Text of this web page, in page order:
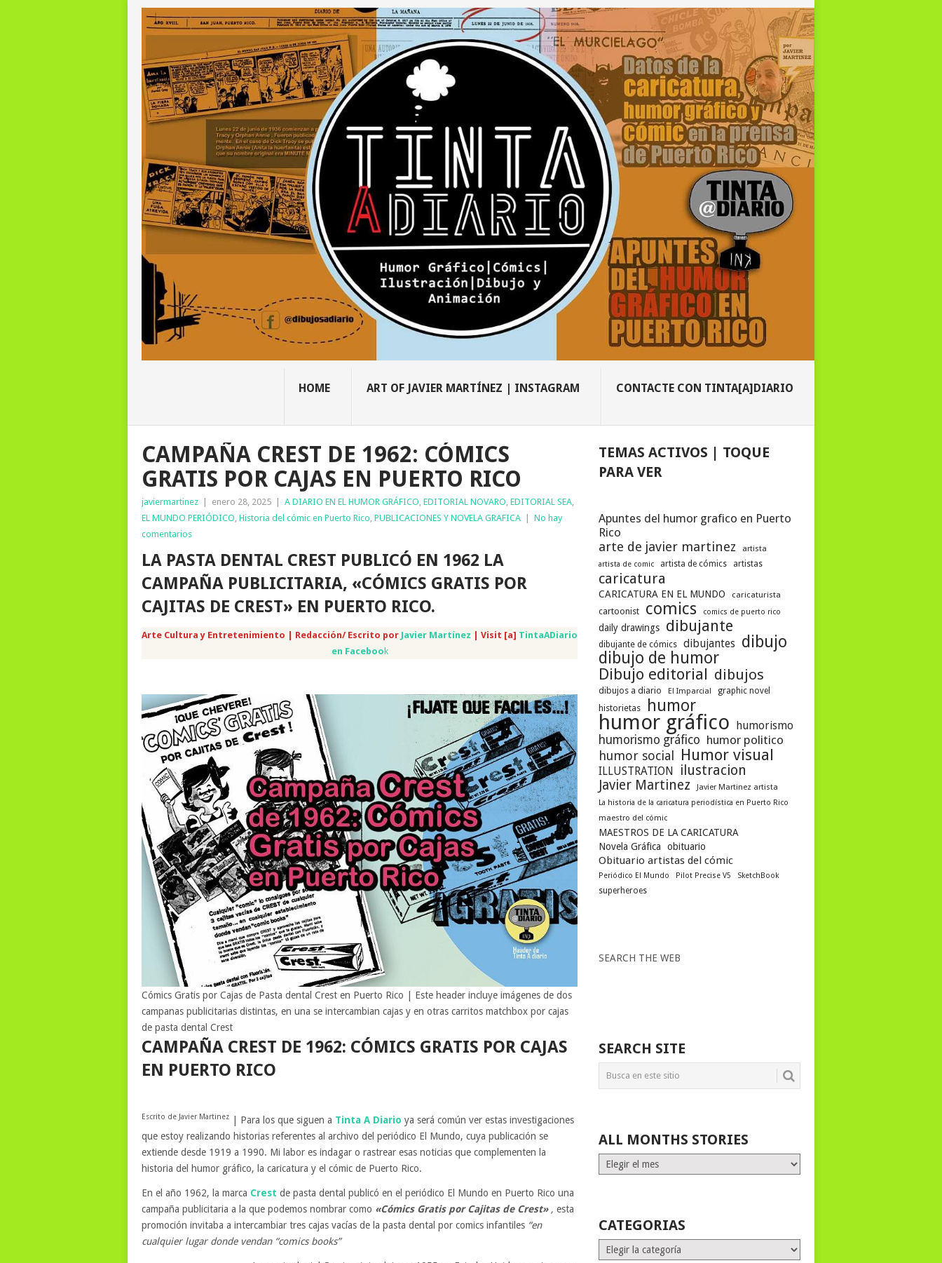
HOME ART OF JAVIER MARTÍNEZ | INSTAGRAM CONTACTE CON TINTA[A]DIARIO
CAMPAÑA CREST DE 1962: CÓMICS
GRATIS POR CAJAS EN PUERTO RICO
javiermartinez | enero 28, 2025 | A DIARIO EN EL HUMOR GRÁFICO EDITORIAL NOVARO EDITORIAL SEA
EL MUNDO PERIÓDICO Historia del cómic en Puerto Rico PUBLICACIONES Y NOVELA GRAFICA | No hay
comentarios
LA PASTA DENTAL CREST PUBLICÓ EN 1962 LA
CAMPAÑA PUBLICITARIA, «CÓMICS GRATIS POR
CAJITAS DE CREST» EN PUERTO RICO.
Arte Cultura y Entretenimiento | Redacción/ Escrito por Javier Martínez | Visit [a] TintaADiario
en Facebook
Cómics Gratis por Cajas de Pasta dental Crest en Puerto Rico | Este header incluye imágenes de dos
campanas publicitarias distintas, en una se intercambian cajas y en otras carritos matchbox por cajas
de pasta dental Crest
CAMPAÑA CREST DE 1962: CÓMICS GRATIS POR CAJAS
EN PUERTO RICO
Escrito de Javier Martinez | Para los que siguen a Tinta A Diario ya será común ver estas investigaciones
que estoy realizando historias referentes al archivo del periódico El Mundo, cuya publicación se
extiende desde 1919 a 1990. Mi labor es indagar o rastrear esas noticias que complementen la
historia del humor gráfico, la caricatura y el cómic de Puerto Rico.
En el año 1962, la marca Crest de pasta dental publicó en el periódico El Mundo en Puerto Rico una
campaña publicitaria a la que podemos nombrar como «Cómics Gratis por Cajitas de Crest», esta
promoción invitaba a intercambiar tres cajas vacías de la pasta dental por comics infantiles “en
cualquier lugar donde vendan “comics books”
TEMAS ACTIVOS | TOQUE
PARA VER
Apuntes del humor grafico en Puerto
Rico
arte de javier martinez
artista
artista de comic
artista de cómics artistas
caricatura
CARICATURA EN EL MUNDO caricaturista
cartoonist comics comics de puerto rico
daily drawings dibujante
dibujante de cómics dibujantes dibujo
dibujo de humor
Dibujo editorial dibujos
dibujos a diario El Imparcial graphic novel
historietas humor
humor gráfico humorismo
humorismo gráfico humor politico
humor social Humor visual
ILLUSTRATION
ilustracion
Javier Martinez
Javier Martinez artista
La historia de la caricatura periodística en Puerto Rico
maestro del cómic
MAESTROS DE LA CARICATURA
Novela Gráfica
obituario
Obituario artistas del cómic
Periódico El Mundo Pilot Precise V5 SketchBook
superheroes
SEARCH THE WEB
SEARCH SITE
ALL MONTHS STORIES
ALL
MONTHS
CATEGORIAS
Categorias